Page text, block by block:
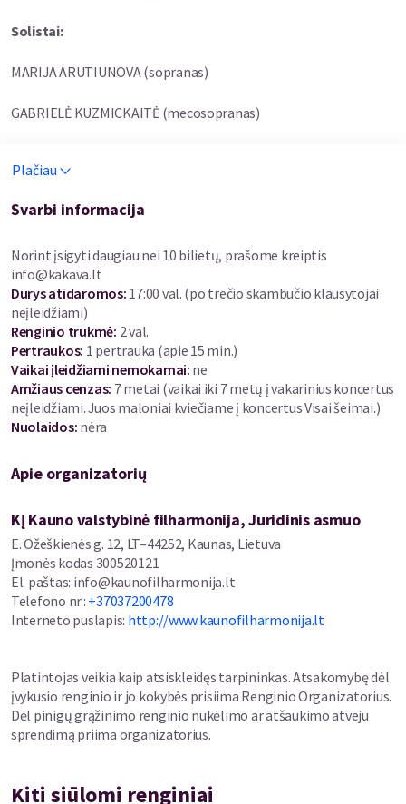
Solistai:
MARIJA ARUTIUNOVA (sopranas)
GABRIELĖ KUZMICKAITĖ (mecosopranas)
ELENA DAUNYTĖ (violončelė)
JURGITA KAZAKEVIČIŪTĖ (vargonai)
DAINIUS SVOBONAS (skaitovas)
Dirigentas ROBERTAS ŠERVENIKAS
Jonas Jurkūnas – „Apie būtį“ arfai, violončelei ir orkestrui
Vytautas Barkauskas – Trys dalys iš „Prisikėlimo oratorijos“, op.
138 (liturginiai, Vytauto Mačernio, Maironio tekstai)
Algirdas Martinaitis – Trys dalys iš oratorijos „Tikėjimo ir vilties
invokacijos“ (liturginiai, laisvės kovų archyvo, Vinco Mykolaičio-
Pasitinkant 106-ąsias Lietuvos valstybės atkūrimo metines
bendram meniniam projektui kūrybines pajėgas suvienys du
išvakarėse Kauno valstybinėje filharmonijoje nuskambės
Plačiau
Svarbi informacija
Norint įsigyti daugiau nei 10 bilietų, prašome kreiptis
info@kakava.lt
Durys atidaromos: 17:00 val. (po trečio skambučio klausytojai
neįleidžiami)
Renginio trukmė: 2 val.
Pertraukos: 1 pertrauka (apie 15 min.)
Vaikai įleidžiami nemokamai: ne
Amžiaus cenzas: 7 metai (vaikai iki 7 metų į vakarinius koncertus
neįleidžiami. Juos maloniai kviečiame į koncertus Visai šeimai.)
Nuolaidos: nėra
Apie organizatorių
KĮ Kauno valstybinė filharmonija, Juridinis asmuo
E. Ožeškienės g. 12, LT–44252, Kaunas, Lietuva
Įmonės kodas 300520121
El. paštas: info@kaunofilharmonija.lt
Telefono nr.: +37037200478
Interneto puslapis: http://www.kaunofilharmonija.lt
Platintojas veikia kaip atsiskleidęs tarpininkas. Atsakomybę dėl
įvykusio renginio ir jo kokybės prisiima Renginio Organizatorius.
Dėl pinigų grąžinimo renginio nukėlimo ar atšaukimo atveju
sprendimą priima organizatorius.
Kiti siūlomi renginiai